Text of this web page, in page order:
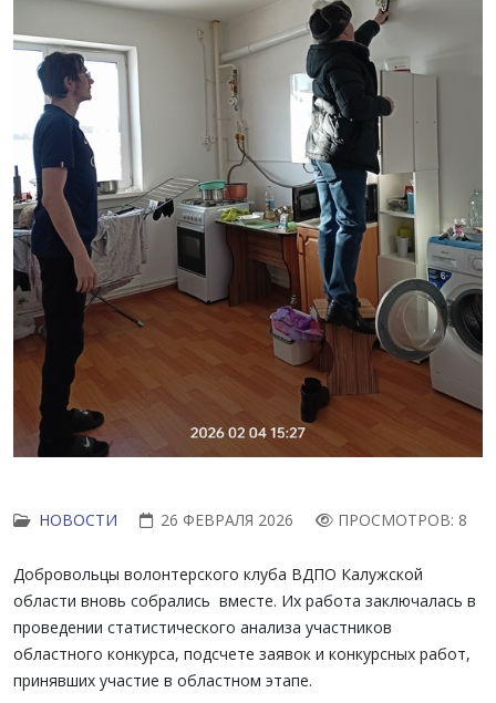
НОВОСТИ 26 ФЕВРАЛЯ 2026 ПРОСМОТРОВ: 8
Добровольцы волонтерского клуба ВДПО Калужской
области вновь собрались вместе. Их работа заключалась в
проведении статистического анализа участников
областного конкурса, подсчете заявок и конкурсных работ,
принявших участие в областном этапе.